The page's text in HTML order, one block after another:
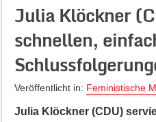
Julia Klöckner
schnellen,
Veröffentlicht in: Feministische
Julia Klöckner (CDU)